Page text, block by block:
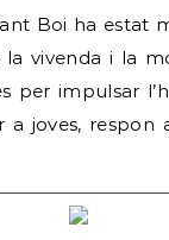
Boi ha estat
vivenda i la
per impulsar
a joves, respon